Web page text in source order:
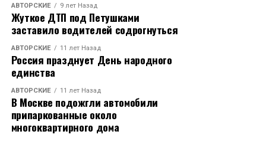
АВТОРСКИЕ 9 лет Назад
Жуткое ДТП под Петушками
заставило водителей содрогнуться
АВТОРСКИЕ 11 лет Назад
Россия празднует День народного
единства
АВТОРСКИЕ 11 лет Назад
В Москве подожгли автомобили
припаркованные около
многоквартирного дома